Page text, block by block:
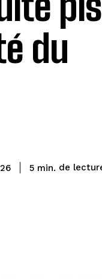
du
5 min. de